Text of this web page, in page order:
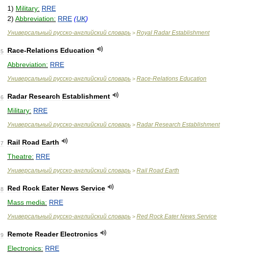
1) Military: RRE
2) Abbreviation: RRE (UK)
Универсальный русско-английский словарь > Royal Radar Establishment
5 Race-Relations Education
Abbreviation: RRE
Универсальный русско-английский словарь > Race-Relations Education
6 Radar Research Establishment
Military: RRE
Универсальный русско-английский словарь > Radar Research Establishment
7 Rail Road Earth
Theatre: RRE
Универсальный русско-английский словарь > Rail Road Earth
8 Red Rock Eater News Service
Mass media: RRE
Универсальный русско-английский словарь > Red Rock Eater News Service
9 Remote Reader Electronics
Electronics: RRE